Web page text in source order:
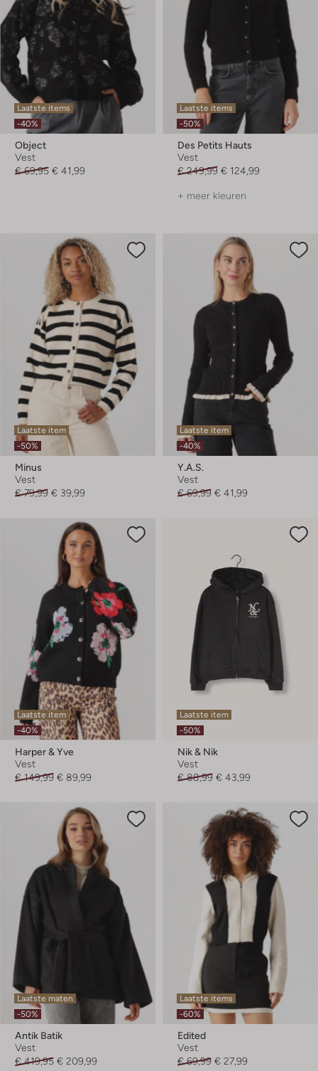
Laatste items
-40%
Object
Vest
€ 69,95 € 41,99
Laatste items
-50%
Des Petits Hauts
Vest
€ 249,99 € 124,99
+ meer kleuren
Laatste item
-50%
Minus
Vest
€ 79,99 € 39,99
Laatste item
-40%
Y.a.s.
Vest
€ 69,99 € 41,99
Laatste item
-40%
Harper & Yve
Vest
€ 149,99 € 89,99
Laatste item
-50%
Nik & Nik
Vest
€ 88,99 € 43,99
Laatste maten
-50%
Antik Batik
Vest
€ 419,95 € 209,99
Laatste items
-60%
Edited
Vest
€ 69,99 € 27,99